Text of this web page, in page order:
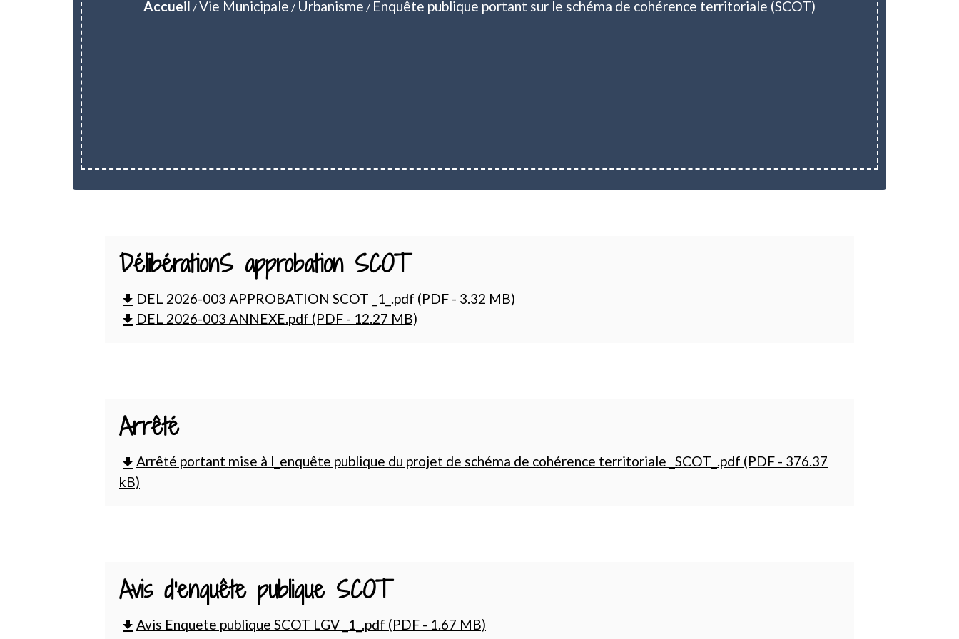
Accueil /Vie Municipale / Urbanisme / Enquête publique portant sur le schéma de cohérence territoriale (SCOT)
DélibérationS approbation SCOT
file_download DEL 2026-003 APPROBATION SCOT _1_.pdf (PDF - 3.32 MB)
file_download DEL 2026-003 ANNEXE.pdf (PDF - 12.27 MB)
Arrêté
file_download Arrêté portant mise à l_enquête publique du projet de schéma de cohérence territoriale _SCOT_.pdf (PDF - 376.37
kB)
Avis d'enquête publique SCOT
file_download Avis Enquete publique SCOT LGV _1_.pdf (PDF - 1.67 MB)